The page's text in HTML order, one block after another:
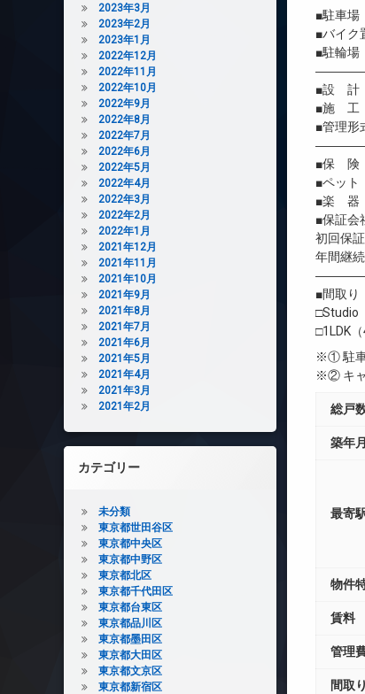
■駐
■バイ
■駐
■設
■施
■管理
■保 険
■ペ
■楽
■保証
初回保
年間継
■間取り
□Studio
□1LDK
※① 駐車
※② キャ
総戸
築年月
最寄
物件
賃料
管理
間取り
2023年3月
2023年2月
2023年1月
2022年12月
2022年11月
2022年10月
2022年9月
2022年8月
2022年7月
2022年6月
2022年5月
2022年4月
2022年3月
2022年2月
2022年1月
2021年12月
2021年11月
2021年10月
2021年9月
2021年8月
2021年7月
2021年6月
2021年5月
2021年4月
2021年3月
2021年2月
カテゴリー
未分類
東京都世田谷区
東京都中央区
東京都中野区
東京都北区
東京都千代田区
東京都台東区
東京都品川区
東京都墨田区
東京都大田区
東京都文京区
東京都新宿区